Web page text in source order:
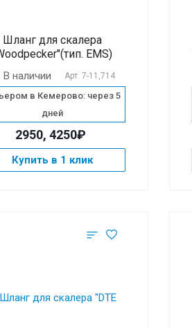
Шланг для скалера
EMS)
В наличии Арт. 7-11,714
в Кемерово: через 5
дней
2950, 4250₽
Купить в 1 клик